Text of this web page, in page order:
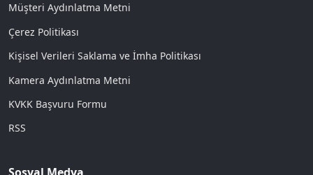
Müşteri Aydınlatma Metni
Çerez Politikası
Kişisel Verileri Saklama ve İmha Politikası
Kamera Aydınlatma Metni
KVKK Başvuru Formu
RSS